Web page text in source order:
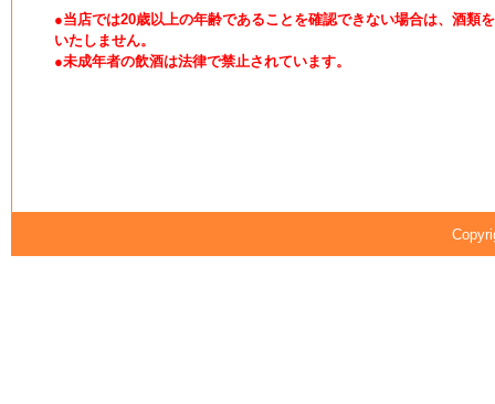
●当店では20歳以上の年齢であることを確認できない場合は、酒類
いたしません。
●未成年者の飲酒は法律で禁止されています。